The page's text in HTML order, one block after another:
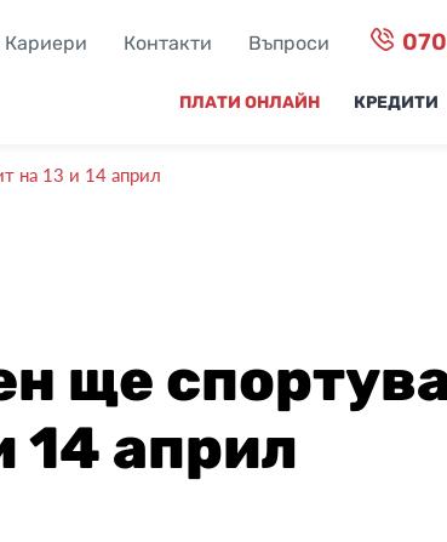
Кариери Контакти Въпроси
ПЛАТИ ОНЛАЙН КРЕДИТИ
на 13 и 14 април
ще
14 април